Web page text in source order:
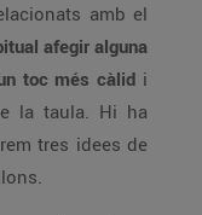
amb el
afegir alguna
toc més càlid i
la taula. Hi ha
tres idees de